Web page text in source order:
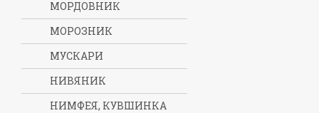
МОРДОВНИК
МОРОЗНИК
МУСКАРИ
НИВЯНИК
НИМФЕЯ, КУВШИНКА